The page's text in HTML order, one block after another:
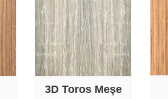
3D Toros Meşe